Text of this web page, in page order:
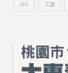
112 工讀